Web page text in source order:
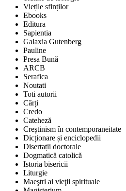
Viețile sfinților
Ebooks
Editura
Sapientia
Galaxia Gutenberg
Pauline
Presa Bună
ARCB
Serafica
Noutati
Toti autorii
Cărți
Credo
Cateheză
Creștinism în contemporaneitate
Dicționare și enciclopedii
Disertații doctorale
Dogmatică catolică
Istoria bisericii
Liturgie
Maeştri ai vieţii spirituale